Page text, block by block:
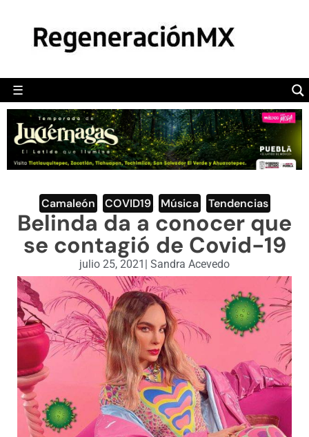
☰
POLÍTICA
CAMALEÓN
OPINIÓN
DEPORTES
ENGLISH SECTION
VIDEOS
Camaleón COVID19 Música Tendencias
Belinda da a conocer que
se contagió de Covid-19
julio 25, 2021 | Sandra Acevedo